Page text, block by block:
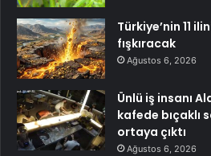
Türkiye’nin 11
fışkıracak
Ağustos 6, 2026
Ünlü iş insanı
kafede bıçaklı
ortaya çıktı
Ağustos 6, 2026